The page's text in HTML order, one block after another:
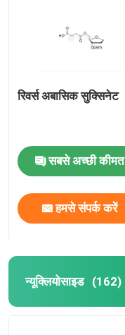
रिवर्स अबासिक सुक्सिनेट
सबसे अच्छी कीमत
हमसे संपर्क करें
न्यूक्लियोसाइड (162)